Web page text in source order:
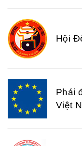
Hội
Phái
Việt